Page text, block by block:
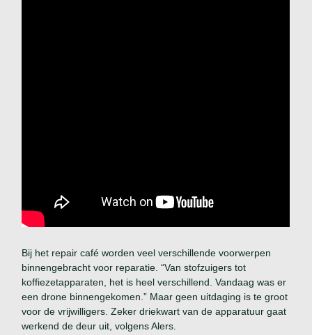
Bij het repair café worden veel verschillende voorwerpen
binnengebracht voor reparatie. “Van stofzuigers tot
koffiezetapparaten, het is heel verschillend. Vandaag was er
een drone binnengekomen.” Maar geen uitdaging is te groot
voor de vrijwilligers. Zeker driekwart van de apparatuur gaat
werkend de deur uit, volgens Alers.